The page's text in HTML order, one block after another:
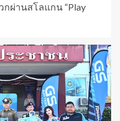
ผ่านสโลแกน “Play